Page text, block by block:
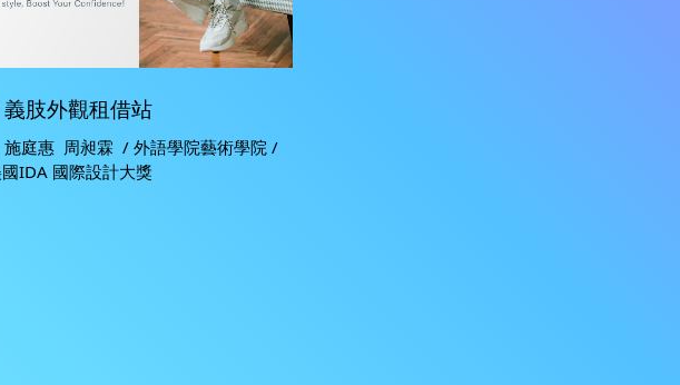
義肢外觀租借站
庭惠 周昶霖 / 外語學院藝術學院 /
IDA 國際設計大獎